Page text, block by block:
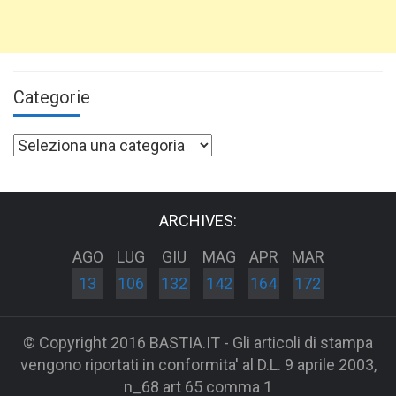
Categorie
Categorie
ARCHIVES:
AGO
13
LUG
106
GIU
132
MAG
142
APR
164
MAR
172
© Copyright 2016 BASTIA.IT - Gli articoli di stampa
vengono riportati in conformita' al D.L. 9 aprile 2003,
n_68 art 65 comma 1